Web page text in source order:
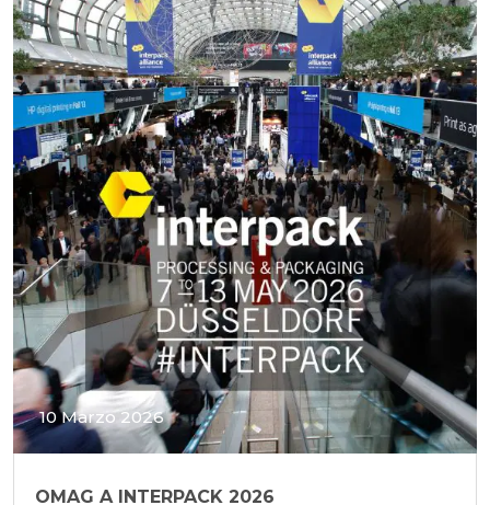
10 Marzo 2026
OMAG A INTERPACK 2026